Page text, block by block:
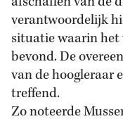
verantwoordelijk
situatie waarin het
bevond. De
van de hoogleraar
treffend.
Zo noteerde